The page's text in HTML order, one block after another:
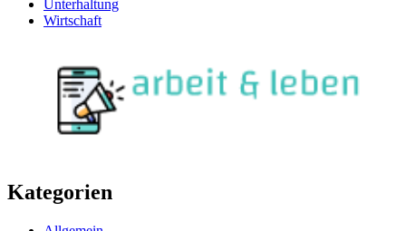
Unterhaltung
Wirtschaft
Kategorien